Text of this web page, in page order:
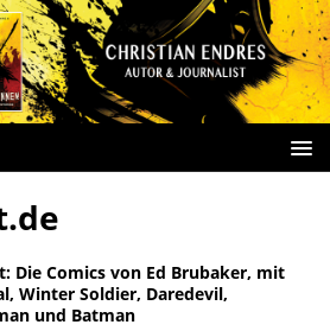
Die Comics von Ed Brubaker, mit
Winter Soldier, Daredevil,
und Batman